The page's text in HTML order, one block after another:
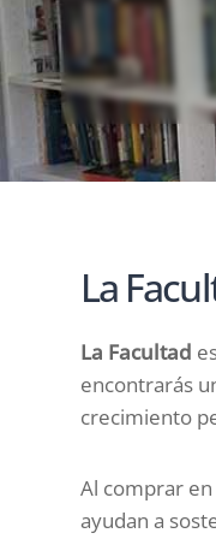
La
La Facultad
encontrarás
crecimiento
Al comprar en
ayudan a